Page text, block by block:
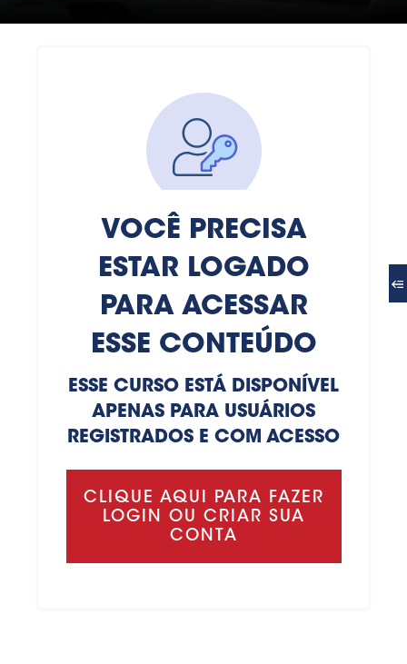
VOCÊ PRECISA
ESTAR LOGADO
PARA ACESSAR
ESSE CONTEÚDO
ESSE CURSO ESTÁ DISPONÍVEL
APENAS PARA USUÁRIOS
REGISTRADOS E COM ACESSO
CLIQUE AQUI PARA FAZER
LOGIN OU CRIAR SUA
CONTA